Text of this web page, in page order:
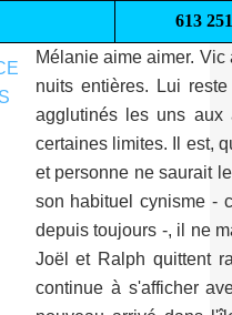
613 251
Mélanie aime aimer.
nuits entières. Lui
agglutinés les uns aux
certaines limites. Il est,
et personne ne saurait
son habituel cynisme -
depuis toujours -, il ne
Joël et Ralph quittent
continue à s'afficher